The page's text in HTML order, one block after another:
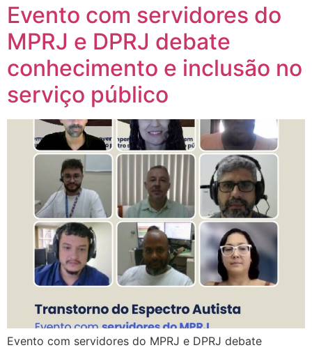
Evento com servidores do
MPRJ e DPRJ debate
conhecimento e inclusão no
serviço público
Evento com servidores do MPRJ e DPRJ debate